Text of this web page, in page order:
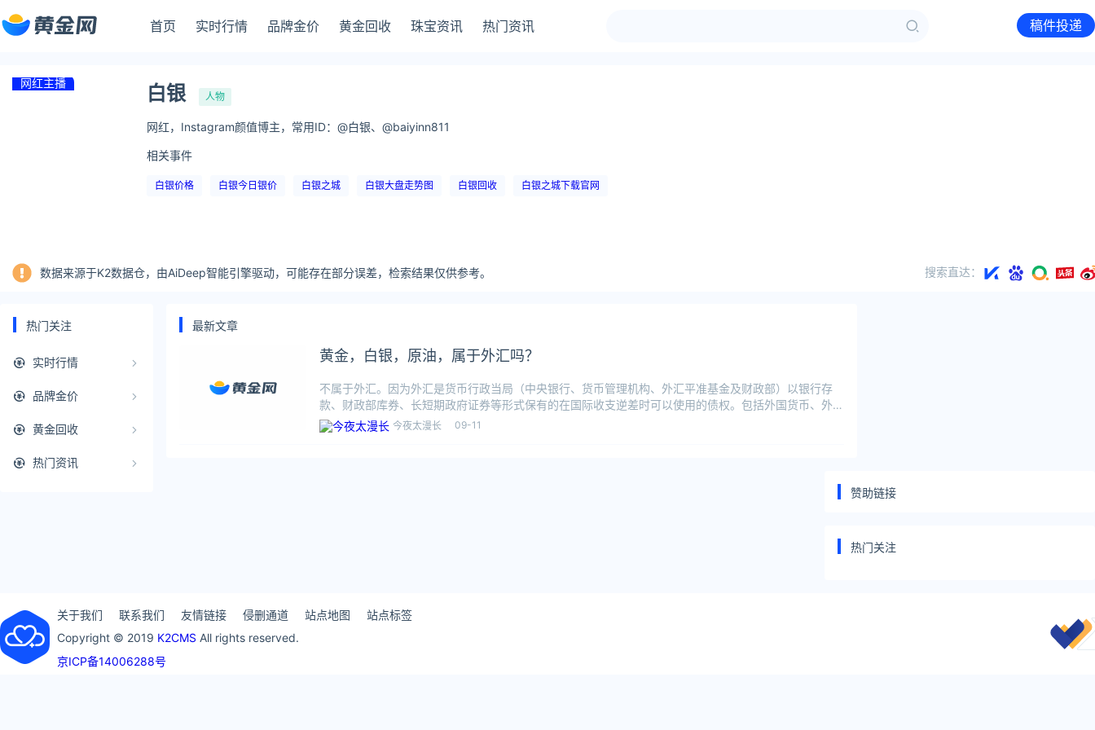
首页 实时行情 品牌金价 黄金回收 珠宝资讯 热门资讯 稿件投递
网红主播 白银 人物
网红，Instagram颜值博主，常用ID：@白银、@baiyinn811
相关事件
白银价格 白银今日银价 白银之城 白银大盘走势图 白银回收 白银之城下载官网
数据来源于K2数据仓，由AiDeep智能引擎驱动，可能存在部分误差，检索结果仅供参考。 搜索直达：
热门关注
实时行情
品牌金价
黄金回收
热门资讯
最新文章
黄金，白银，原油，属于外汇吗？
不属于外汇。因为外汇是货币行政当局（中央银行、货币管理机构、外汇平准基金及财政部）以银行存
款、财政部库券、长短期政府证券等形式保有的在国际收支逆差时可以使用的债权。包括外国货币、外币
存款、外币有价证券
今夜太漫长 09-11
赞助链接
热门关注
关于我们 联系我们 友情链接 侵删通道 站点地图
站点标签
Copyright © 2019 K2CMS All rights reserved.
京ICP备14006288号